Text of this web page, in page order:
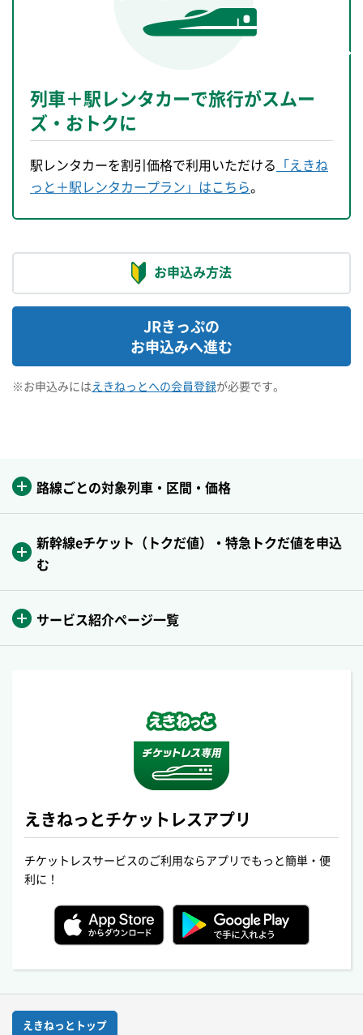
お申込み方法
お申込みへ進む
※お申込みにはえきねっとへの会員登録
お申込み方法
JRきっぷの
お申込みへ進む
お申込み前に必ず注意事項をお読みください。
東武日光駅・鬼怒川温泉駅を含む東武鉄道の各駅
ではきっぷのお受取りはできません。
きっぷのお受取りはJR東日本の指定席券売機・み
どりの窓口等でお願いいたします。
お申込み方法
JRきっぷの
お申込みへ進む
※お申込みにはえきねっとへの会員登録が必要です。
列車＋駅レンタカーで旅行がスムー
ズ・おトクに
駅レンタカーを割引価格で利用いただける 「えきね
っと＋駅レンタカープラン」はこちら。
お申込み方法
JRきっぷの
お申込みへ進む
※お申込みにはえきねっとへの会員登録が必要です。
路線ごとの対象列車・区間・価格
新幹線eチケット（トクだ値）・特急トクだ値を申込
む
サービス紹介ページ一覧
えきねっとチケットレスアプリ
チケットレスサービスのご利用ならアプリでもっと簡単・便
利に！
えきねっとトップ